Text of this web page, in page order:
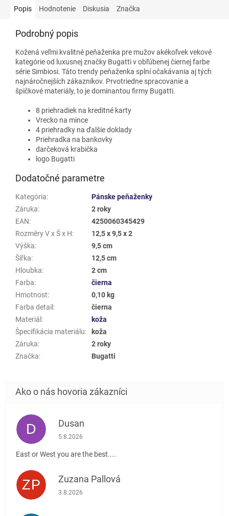
Popis Hodnotenie Diskusia Značka
Podrobný popis
Kožená veľmi kvalitné peňaženka pre mužov akékoľvek vekové
kategórie od luxusnej značky Bugatti v obľúbenej čiernej farbe
série Simbiosi. Táto trendy peňaženka splní očakávania aj tých
najnáročnejších zákazníkov. Prvotriedne spracovanie a
špičkové materiály, to je dominantou firmy Bugatti.
8 priehradiek na kreditné karty
Vrecko na mince
4 priehradky na ďalšie doklady
Priehradka na bankovky
darčeková krabička
logo Bugatti
Dodatočné parametre
Kategória:
Pánske peňaženky
Záruka:
2 roky
EAN:
4250060345429
Rozměry V x Š x H:
12,5 x 9,5 x 2
Výška:
9,5 cm
Šířka:
12,5 cm
Hloubka:
2 cm
Farba:
čierna
Hmotnost:
0,10 kg
Farba detail :
čierna
Materiál :
koža
Špecifikácia materiálu:
koža
Záruka:
2 roky
Značka: Bugatti
D Dusan
Hodnotenie obchodu je 5 z 5 hviezdičiek.
5.8.2026
East or West you are the best....
ZP Zuzana Pallová
Hodnotenie obchodu je 5 z 5 hviezdičiek.
3.8.2026